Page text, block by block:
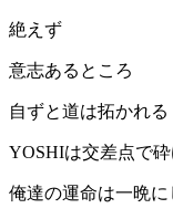
絶えず
意志あるところ
自ずと道は拓かれる
YOSHIは交差点で
俺達の運命は一晩